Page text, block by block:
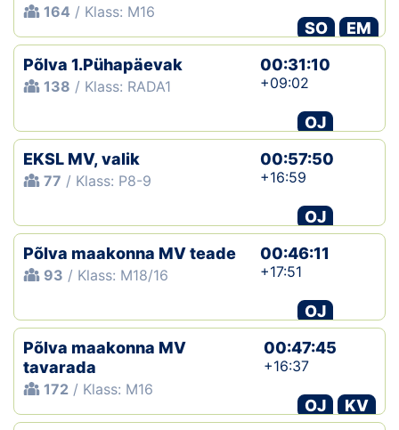
164 / Klass: M16
SO
EM
Põlva 1.Pühapäevak
138 / Klass: RADA1
00:31:10
+09:02
OJ
EKSL MV, valik
77 / Klass: P8-9
00:57:50
+16:59
OJ
Põlva maakonna MV teade
93 / Klass: M18/16
00:46:11
+17:51
OJ
Põlva maakonna MV
tavarada
172 / Klass: M16
00:47:45
+16:37
OJ
KV